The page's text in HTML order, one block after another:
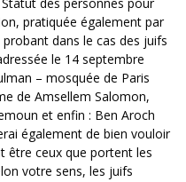
des personnes pour
pratiquée également par
dans le cas des juifs
le 14 septembre
– mosquée de Paris
de Amsellem Salomon,
et enfin : Ben Aroch
également de bien vouloir
être ceux que portent les
votre sens, les juifs